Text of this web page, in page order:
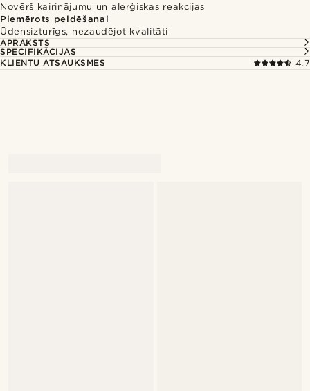
Novērš kairinājumu un alerģiskas reakcijas
Piemērots peldēšanai
Ūdensizturīgs, nezaudējot kvalitāti
APRAKSTS
SPECIFIKĀCIJAS
KLIENTU ATSAUKSMES
4.7